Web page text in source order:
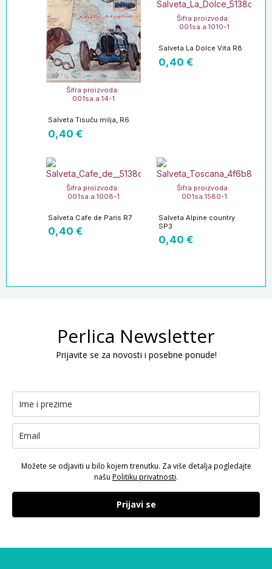
Šifra proizvoda:
001sa.a.14-1
Salveta Tisuču milja, R6
0,40 €
Šifra proizvoda:
001sa.a.1010-1
Salveta La Dolce Vita R8
0,40 €
Šifra proizvoda:
001sa.a.1008-1
Salveta Cafe de Paris R7
0,40 €
Šifra proizvoda:
001sa.1580-1
Salveta Alpine country
SP3
0,40 €
Perlica Newsletter
Prijavite se za novosti i posebne ponude!
Možete se odjaviti u bilo kojem trenutku. Za više detalja pogledajte
našu Politiku privatnosti.
Prijavi se